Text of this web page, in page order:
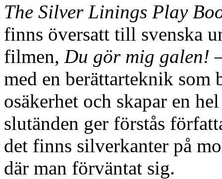
The Silver Linings Play
finns översatt till svenska
filmen, Du gör mig galen!
med en berättarteknik som
osäkerhet och skapar en
slutänden ger förstås
det finns silverkanter på
där man förväntat sig.